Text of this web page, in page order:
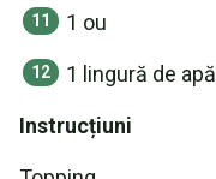
1 ou
1 lingură de
Instrucțiuni